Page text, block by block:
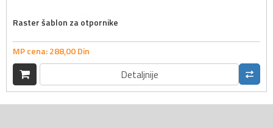
Raster šablon za otpornike
MP cena:288,00Din
Detaljnije